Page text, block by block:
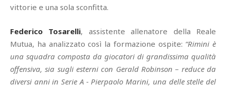
vittorie e una sola sconfitta.
Federico Tosarelli, assistente allenatore della Reale
Mutua, ha analizzato così la formazione ospite: “Rimini è
una squadra composta da giocatori di grandissima qualità
offensiva, sia sugli esterni con Gerald Robinson – reduce da
diversi anni in Serie A - Pierpaolo Marini, una delle stelle del